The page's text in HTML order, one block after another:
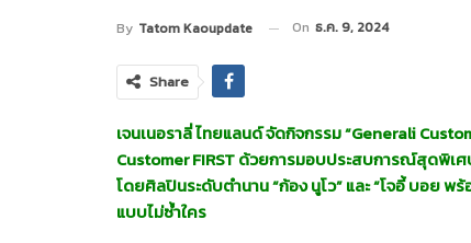
By Tatom Kaoupdate On ธ.ค. 9, 2024
Share
เจนเนอราลี่ ไทยแลนด์ จัดกิจกรรม “Generali
Customer FIRSTด้วยการมอบประสบการณ์สุดพิเ
โดยศิลปินระดับตำนาน “ก้อง นูโว” และ “โจอี้ บอย
แบบไม่ซ้ำใคร